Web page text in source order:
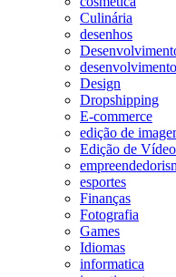
Culinária
desenhos
Design
Dropshipping
E-commerce
edição de
Edição de Vídeo
esportes
Finanças
Fotografia
Games
Idiomas
informatica